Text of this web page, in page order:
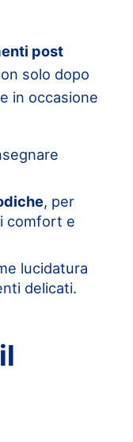
post
solo dopo
in occasione
, per
comfort e
lucidatura
delicati.